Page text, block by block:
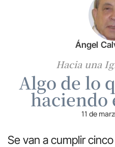
Ángel
Hacia una
Algo de lo
haciendo
11 de
Se van a cumplir